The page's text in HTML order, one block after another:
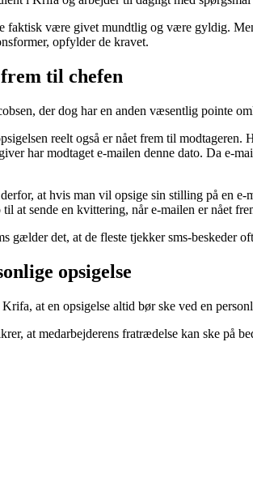
faktisk være givet mundtlig og være gyldig.
opfylder de kravet.
til chefen
der dog har en anden væsentlig pointe
reelt også er nået frem til
har modtaget e-mailen denne dato. Da e-
at hvis man vil opsige sin stilling på en
at sende en kvittering, når e-mailen er nået
gælder det, at de fleste tjekker sms-beskeder
opsigelse
at en opsigelse altid bør ske ved en
at medarbejderens fratrædelse kan ske på